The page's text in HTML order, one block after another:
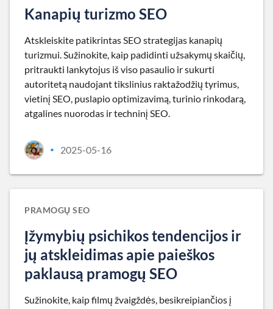
Kanapių turizmo SEO
Atskleiskite patikrintas SEO strategijas kanapių
turizmui. Sužinokite, kaip padidinti užsakymų skaičių,
pritraukti lankytojus iš viso pasaulio ir sukurti
autoritetą naudojant tikslinius raktažodžių tyrimus,
vietinį SEO, puslapio optimizavimą, turinio rinkodarą,
atgalines nuorodas ir techninį SEO.
• 2025-05-16
PRAMOGŲ SEO
Įžymybių psichikos tendencijos ir
jų atskleidimas apie paieškos
paklausą pramogų SEO
Sužinokite, kaip filmų žvaigždės, besikreipiančios į